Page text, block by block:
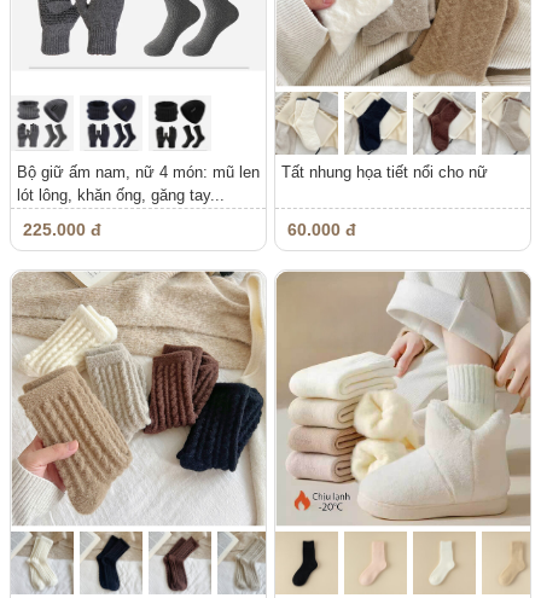
Bộ giữ ấm nam, nữ 4 món: mũ len
lót lông, khăn ống, găng tay...
225.000 đ
Tất nhung họa tiết nổi cho nữ
60.000 đ